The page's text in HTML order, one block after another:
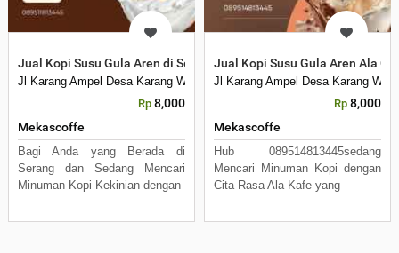
Jual Kopi Susu Gula Aren di Serang
Jl Karang Ampel Desa Karang Widoro
Rp 8,000
Mekascoffe
Bagi Anda yang Berada di
Serang dan Sedang Mencari
Minuman Kopi Kekinian dengan
Jual Kopi Susu Gula Aren Ala
Jl Karang Ampel Desa Karang
Rp 8,000
Mekascoffe
Hub 089514813445sedang
Mencari Minuman Kopi dengan
Cita Rasa Ala Kafe yang